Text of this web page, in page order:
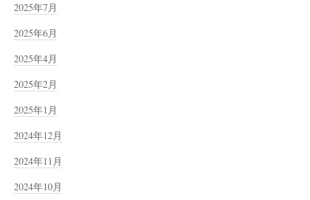
2025年7月
2025年6月
2025年4月
2025年2月
2025年1月
2024年12月
2024年11月
2024年10月